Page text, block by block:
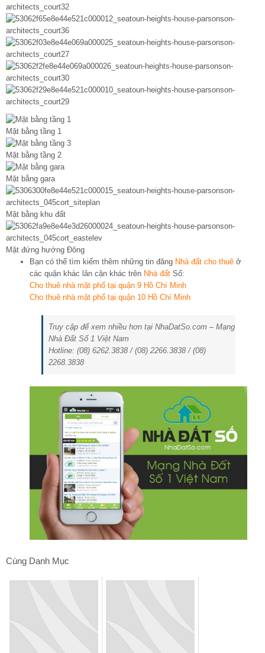
Mặt bằng tầng 1
Mặt bằng tầng 2
Mặt bằng gara
Mặt bằng khu đất
Mặt đứng hướng Đông
Bạn có thể tìm kiếm thêm những tin đăng Nhà đất cho thuê ở
các quận khác lân cận khác trên Nhà đất Số:
Cho thuê nhà mặt phố tại quận 9 Hồ Chí Minh
Cho thuê nhà mặt phố tại quận 10 Hồ Chí Minh
Truy cập để xem nhiều hơn tại NhaDatSo.com – Mạng
Nhà Đất Số 1 Việt Nam
Hotline: (08) 6262.3838 / (08) 2266.3838 / (08)
2268.3838
Cùng Danh Mục